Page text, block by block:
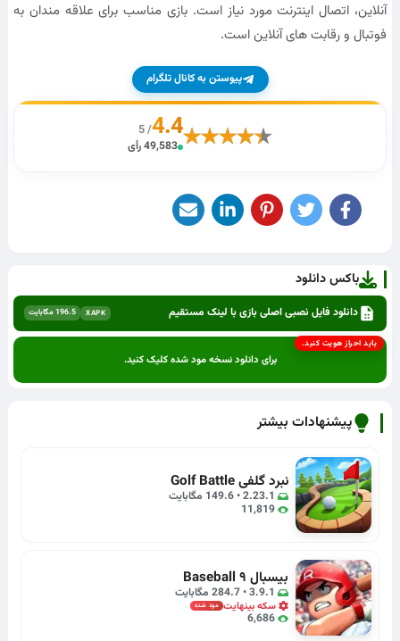
آنلاین، اتصال اینترنت مورد نیاز است. بازی مناسب برای علاقه مندان به
فوتبال و رقابت های آنلاین است.
پیوستن به کانال تلگرام
4.4
/ 5
49,583 رأی
باکس دانلود
دانلود فایل نصبی اصلی بازی با لینک مستقیم XAPK 196.5 مگابایت
باید احراز هویت کنید.
برای دانلود نسخه مود شده کلیک کنید.
پیشنهادات بیشتر
نبرد گلفی Golf Battle
2.23.1 • 149.6 مگابایت
11,819
بیسبال ۹ Baseball
3.9.1 • 284.7 مگابایت
سکه بینهایت مود شده
6,686